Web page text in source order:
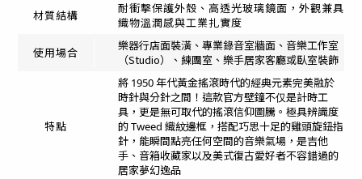
材質結構
耐衝擊保護外殼、高透光玻璃鏡面，外觀兼具
織物溫潤感與工業扎實度
使用場合
樂器行店面裝潢、專業錄音室牆面、音樂工作室
（Studio）、練團室、樂手居家客廳或臥室裝飾
特點
將 1950 年代黃金搖滾時代的經典元素完美融於
時針與分針之間！這款官方壁鐘不仅是計時工
具，更是無可取代的搖滾信仰圖騰。極具辨識度
的 Tweed 織紋邊框，搭配巧思十足的雞頭旋鈕指
針，能瞬間點亮任何空間的音樂氣場，是吉他
手、音箱收藏家以及美式復古愛好者不容錯過的
居家夢幻逸品